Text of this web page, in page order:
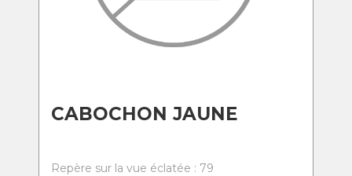
CABOCHON JAUNE
Repère sur la vue éclatée : 79